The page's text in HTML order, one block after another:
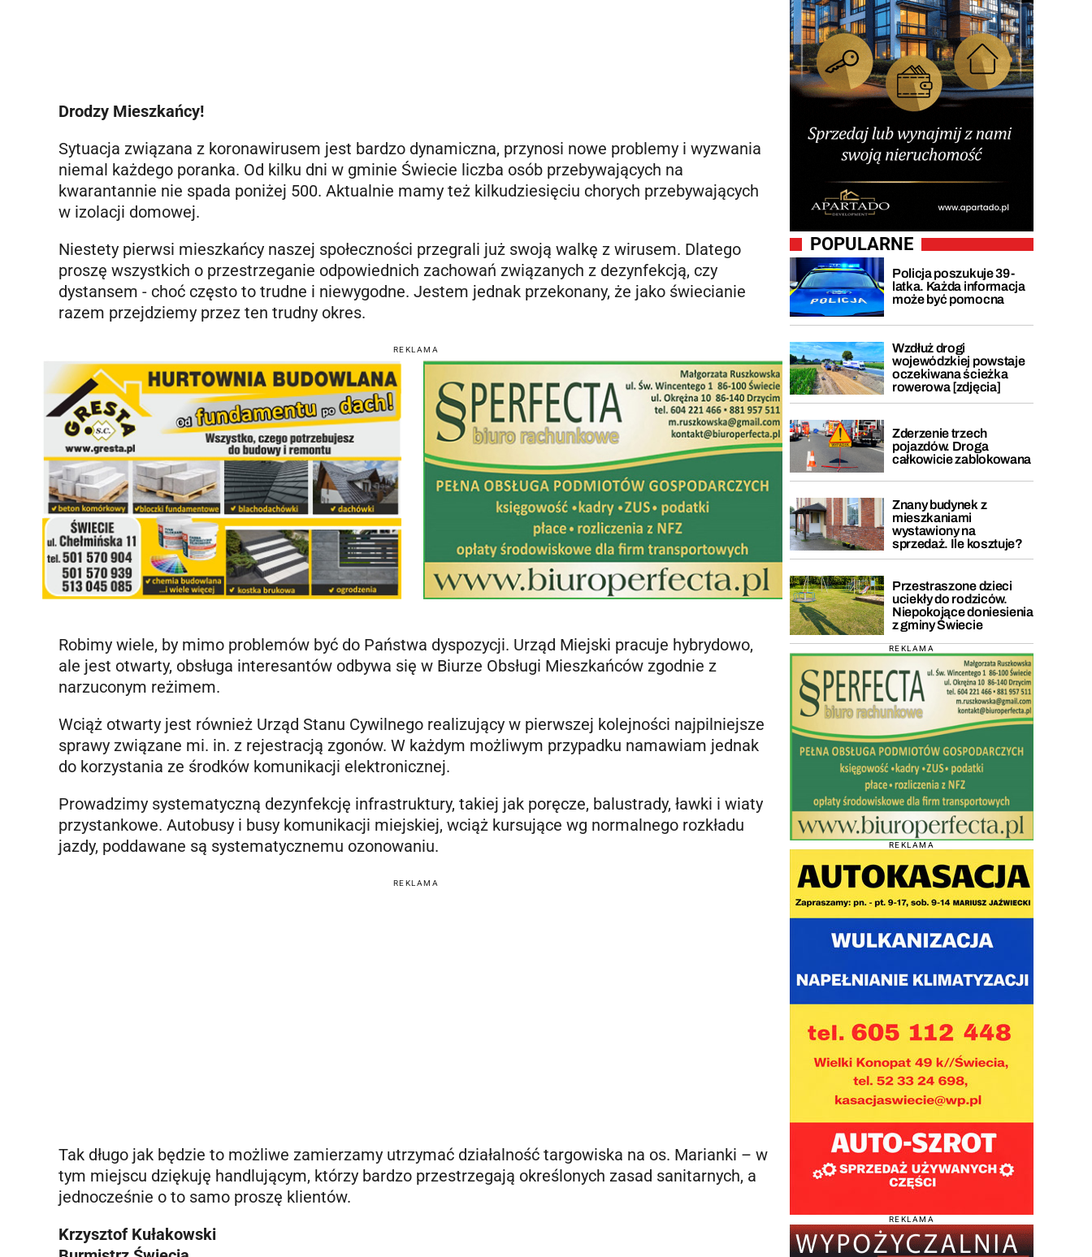
Drodzy Mieszkańcy!
Sytuacja związana z koronawirusem jest bardzo dynamiczna, przynosi nowe problemy i wyzwania
niemal każdego poranka. Od kilku dni w gminie Świecie liczba osób przebywających na
kwarantannie nie spada poniżej 500. Aktualnie mamy też kilkudziesięciu chorych przebywających
w izolacji domowej.
Niestety pierwsi mieszkańcy naszej społeczności przegrali już swoją walkę z wirusem. Dlatego
proszę wszystkich o przestrzeganie odpowiednich zachowań związanych z dezynfekcją, czy
dystansem - choć często to trudne i niewygodne. Jestem jednak przekonany, że jako świecianie
razem przejdziemy przez ten trudny okres.
REKLAMA
Robimy wiele, by mimo problemów być do Państwa dyspozycji. Urząd Miejski pracuje hybrydowo,
ale jest otwarty, obsługa interesantów odbywa się w Biurze Obsługi Mieszkańców zgodnie z
narzuconym reżimem.
Wciąż otwarty jest również Urząd Stanu Cywilnego realizujący w pierwszej kolejności najpilniejsze
sprawy związane mi. in. z rejestracją zgonów. W każdym możliwym przypadku namawiam jednak
do korzystania ze środków komunikacji elektronicznej.
Prowadzimy systematyczną dezynfekcję infrastruktury, takiej jak poręcze, balustrady, ławki i wiaty
przystankowe. Autobusy i busy komunikacji miejskiej, wciąż kursujące wg normalnego rozkładu
jazdy, poddawane są systematycznemu ozonowaniu.
REKLAMA
Tak długo jak będzie to możliwe zamierzamy utrzymać działalność targowiska na os. Marianki – w
tym miejscu dziękuję handlującym, którzy bardzo przestrzegają określonych zasad sanitarnych, a
jednocześnie o to samo proszę klientów.
Krzysztof Kułakowski
POPULARNE
Policja poszukuje 39-
latka. Każda informacja
może być pomocna
Wzdłuż drogi
wojewódzkiej powstaje
oczekiwana ścieżka
rowerowa [zdjęcia]
Zderzenie trzech
pojazdów. Droga
całkowicie zablokowana
Znany budynek z
mieszkaniami
wystawiony na
sprzedaż. Ile kosztuje?
Przestraszone dzieci
uciekły do rodziców.
Niepokojące doniesienia
z gminy Świecie
REKLAMA
REKLAMA
REKLAMA